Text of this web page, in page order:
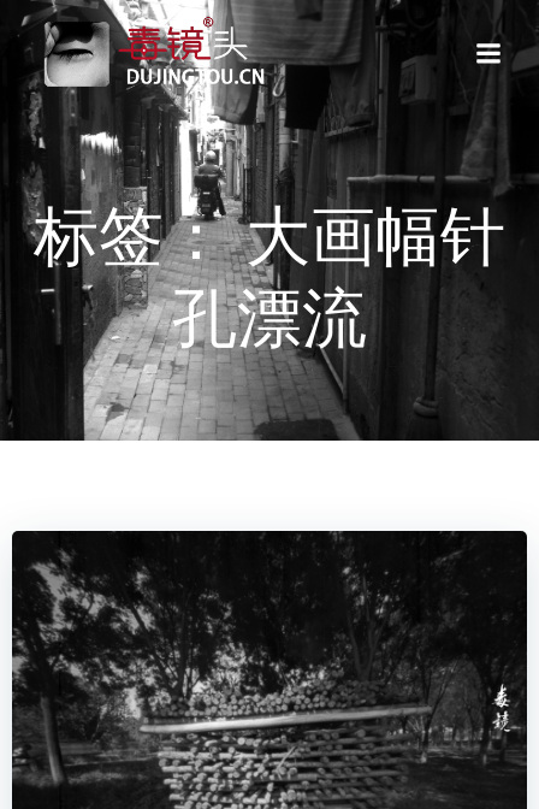
转
到
内
容
标签： 大画幅针
孔漂流